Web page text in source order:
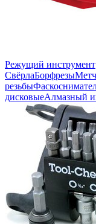
Режущий инструмент
СвёрлаБорфрезы
резьбы
дисковыеАлмазный